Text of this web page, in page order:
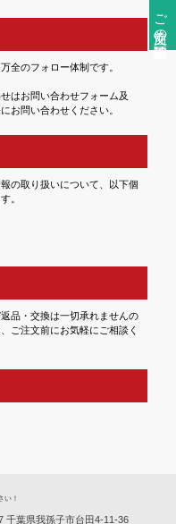
ご注文前の確認事項
全のフォロー体制です。
はお問い合わせフォーム及
お問い合わせください。
の取り扱いについて、以下個
。
品・交換は一切承れませんの
ご注文前にお気軽にご相談く
い！
千葉県我孫子市台田4-11-36